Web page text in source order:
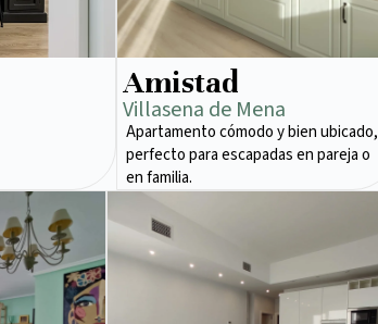
Amistad
Villasena de Mena
Apartamento cómodo y bien ubicado,
perfecto para escapadas en pareja o
en familia.